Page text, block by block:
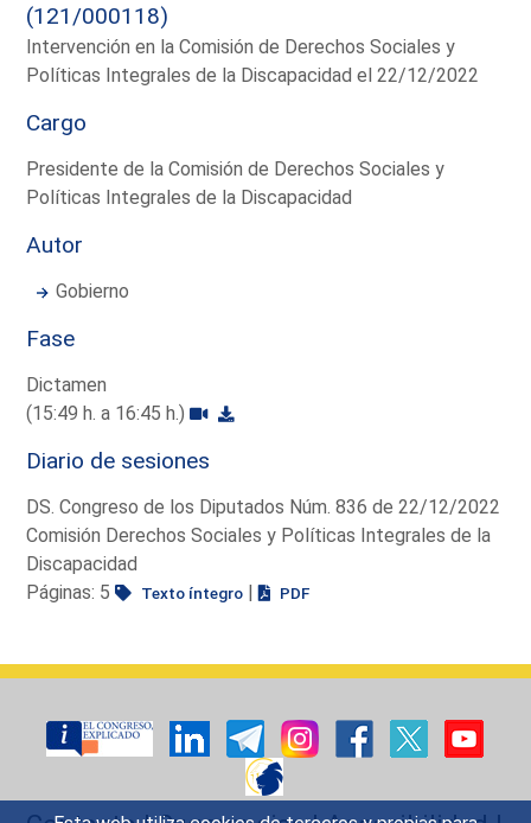
(121/000118)
Intervención en la Comisión de Derechos Sociales y
Políticas Integrales de la Discapacidad el 22/12/2022
Cargo
Presidente de la Comisión de Derechos Sociales y
Políticas Integrales de la Discapacidad
Autor
Gobierno
Fase
Dictamen
(15:49 h. a 16:45 h.)
Diario de sesiones
DS. Congreso de los Diputados Núm. 836 de 22/12/2022
Comisión Derechos Sociales y Políticas Integrales de la
Discapacidad
Páginas: 5
Texto íntegro | PDF